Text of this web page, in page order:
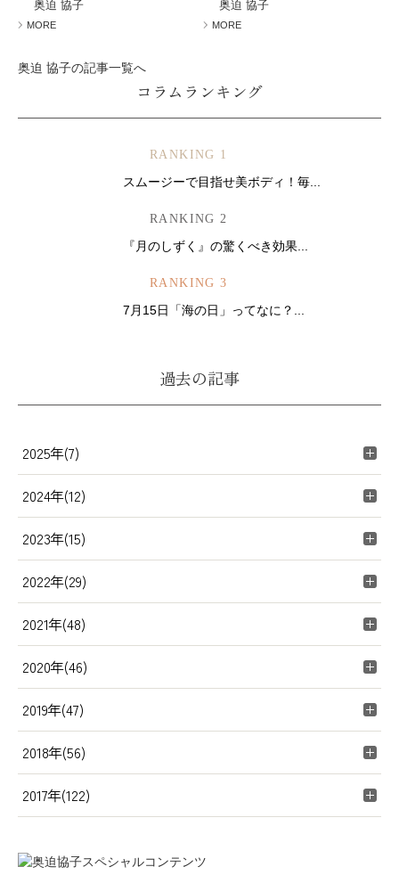
奥迫 協子
MORE
奥迫 協子
MORE
奥迫 協子の記事一覧へ
コラムランキング
RANKING 1
スムージーで目指せ美ボディ！毎...
RANKING 2
『月のしずく』の驚くべき効果...
RANKING 3
7月15日「海の日」ってなに？...
過去の記事
2025年(7)
2024年(12)
2023年(15)
2022年(29)
2021年(48)
2020年(46)
2019年(47)
2018年(56)
2017年(122)